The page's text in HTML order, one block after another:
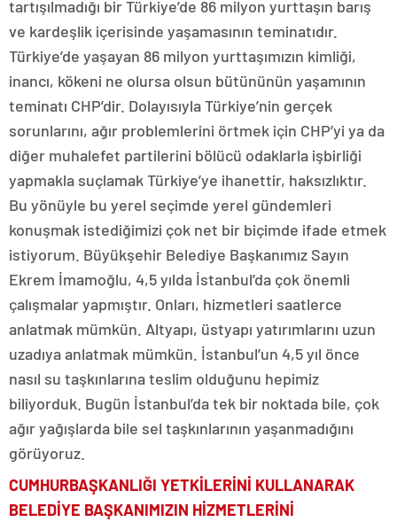
tartışılmadığı bir Türkiye’de 86 milyon yurttaşın barış
ve kardeşlik içerisinde yaşamasının teminatıdır.
Türkiye’de yaşayan 86 milyon yurttaşımızın kimliği,
inancı, kökeni ne olursa olsun bütününün yaşamının
teminatı CHP’dir. Dolayısıyla Türkiye’nin gerçek
sorunlarını, ağır problemlerini örtmek için CHP’yi ya da
diğer muhalefet partilerini bölücü odaklarla işbirliği
yapmakla suçlamak Türkiye’ye ihanettir, haksızlıktır.
Bu yönüyle bu yerel seçimde yerel gündemleri
konuşmak istediğimizi çok net bir biçimde ifade etmek
istiyorum. Büyükşehir Belediye Başkanımız Sayın
Ekrem İmamoğlu, 4,5 yılda İstanbul’da çok önemli
çalışmalar yapmıştır. Onları, hizmetleri saatlerce
anlatmak mümkün. Altyapı, üstyapı yatırımlarını uzun
uzadıya anlatmak mümkün. İstanbul’un 4,5 yıl önce
nasıl su taşkınlarına teslim olduğunu hepimiz
biliyorduk. Bugün İstanbul’da tek bir noktada bile, çok
ağır yağışlarda bile sel taşkınlarının yaşanmadığını
görüyoruz.
CUMHURBAŞKANLIĞI YETKİLERİNİ KULLANARAK
BELEDİYE BAŞKANIMIZIN HİZMETLERİNİ